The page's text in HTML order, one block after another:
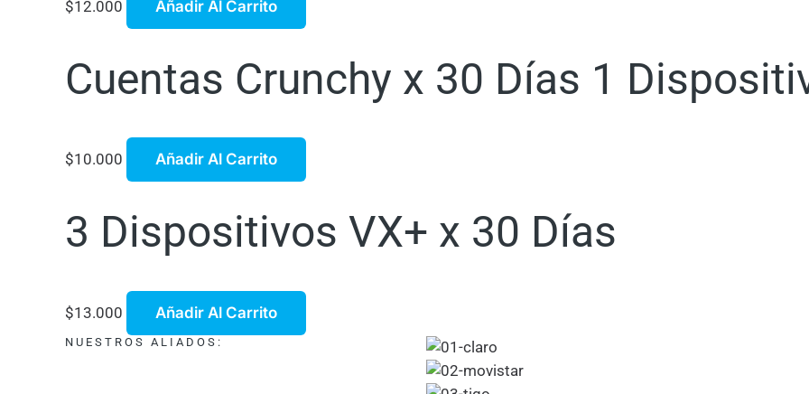
$12.000 Añadir Al Carrito
Cuentas Crunchy x 30 Días 1
$10.000 Añadir Al Carrito
3 Dispositivos VX+ x 30 Días
$13.000 Añadir Al Carrito
NUESTROS ALIADOS: